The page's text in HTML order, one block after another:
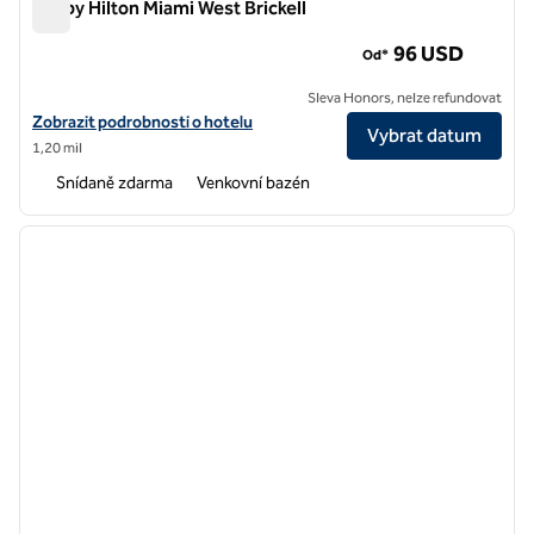
Tru by Hilton Miami West Brickell
Zobrazit detaily hotelu Tru by Hilton Miami West Brickell
Zobrazit podrobnosti o hotelu
1,20 mil
Od* 96 USD
Sleva Honors, nelze refundovat
Vybrat datum
Snídaně zdarma Venkovní bazén
1 z 12
další